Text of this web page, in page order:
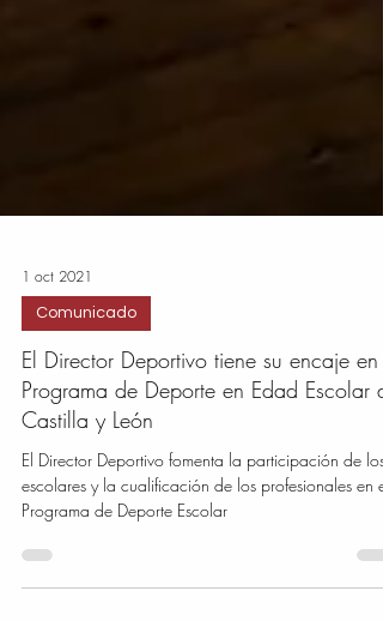
1 oct 2021
El Director Deportivo tiene su encaje en
Programa de Deporte en Edad Escolar
Castilla y León
El Director Deportivo fomenta la participación de los